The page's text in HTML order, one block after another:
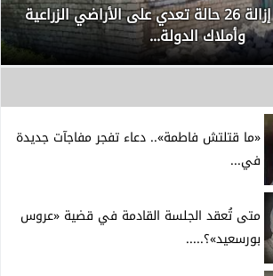
محافظ أسيوط : إزالة 26 حالة تعدي على الأراضي الزراعية
وأملاك الدولة...
«ما قتلتش فاطمة».. دعاء تفجر مفاجآت جديدة
في...
متى تُعقد الجلسة القادمة في قضية «عروس
بورسعيد»؟.....